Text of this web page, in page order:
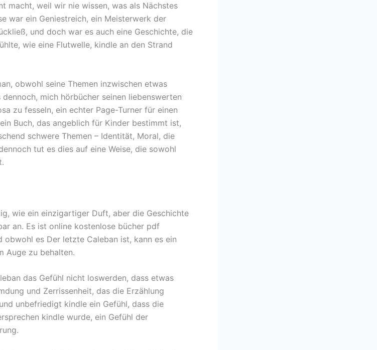
macht, weil wir nie wissen, was als Nächstes
war ein Geniestreich, ein Meisterwerk der
und doch war es auch eine Geschichte, die
wie eine Flutwelle, kindle an den Strand
obwohl seine Themen inzwischen etwas
mich hörbücher seinen liebenswerten
zu fesseln, ein echter Page-Turner für einen
Buch, das angeblich für Kinder bestimmt ist,
schwere Themen – Identität, Moral, die
tut es dies auf eine Weise, die sowohl
wie ein einzigartiger Duft, aber die Geschichte
an. Es ist online kostenlose bücher pdf
obwohl es Der letzte Caleban ist, kann es ein
Auge zu behalten.
das Gefühl nicht loswerden, dass etwas
und Zerrissenheit, das die Erzählung
unbefriedigt kindle ein Gefühl, dass die
kindle wurde, ein Gefühl der